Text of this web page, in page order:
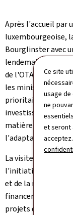
Ce site
usage
ne
et seront
Après l'accueil par
luxembourgeoise,
Bourglinster avec
lendemain de la
de l'OTAN et du
les ministres
prioritaires de
investissements et
matière de
l'adaptation du
La visite a
l'initiative
et de la résilience
financement
projets dans les